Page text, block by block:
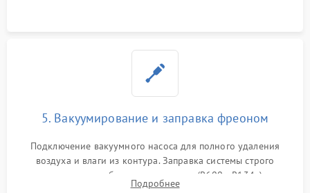
5. Вакуумирование и заправка фреоном
Подключение вакуумного насоса для полного удаления
воздуха и влаги из контура. Заправка системы строго
дозированным объемом хладагента (R600a, R134a) по
электронным весам. Контроль рабочего давления в системе.
Подробнее